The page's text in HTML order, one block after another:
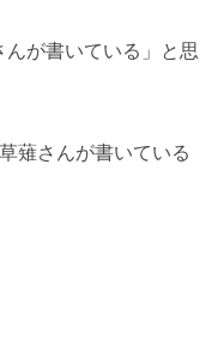
が書いている」と思
薙さんが書いている